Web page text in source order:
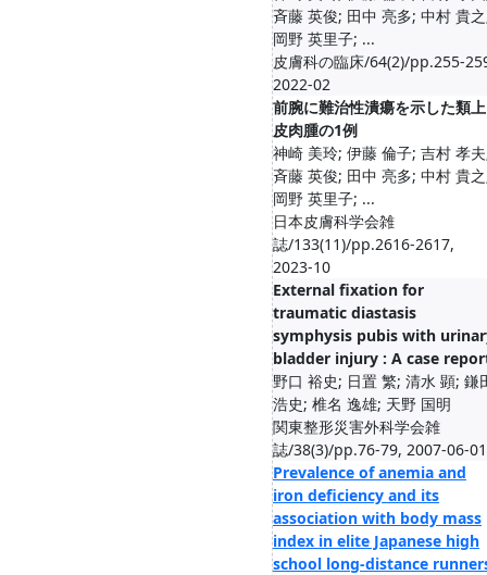
斉藤 英俊; 田中 亮多; 中村 貴
岡野 英里子; ...
皮膚科の臨床/64(2)/pp.255-
2022-02
前腕に難治性潰瘍を示した類上
皮肉腫の1例
神崎 美玲; 伊藤 倫子; 吉村 孝
斉藤 英俊; 田中 亮多; 中村 貴
岡野 英里子; ...
日本皮膚科学会雑
誌/133(11)/pp.2616-2617,
2023-10
External fixation for
traumatic diastasis
symphysis pubis with
bladder injury : A case
野口 裕史; 日置 繁; 清水 顕; 鎌
浩史; 椎名 逸雄; 天野 国明
関東整形災害外科学会雑
誌/38(3)/pp.76-79, 2007-06-01
Prevalence of anemia and
iron deficiency and its
association with body mass
index in elite Japanese high
school long-distance